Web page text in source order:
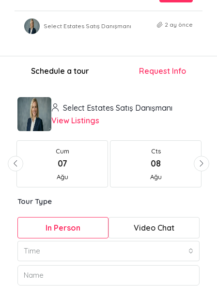
Select Estates Satış Danışmanı 2 ay önce
Schedule a tour Request Info
Select Estates Satış Danışmanı
View Listings
Cum
07
Ağu
Cts
08
Ağu
Tour Type
In Person Video Chat
Time